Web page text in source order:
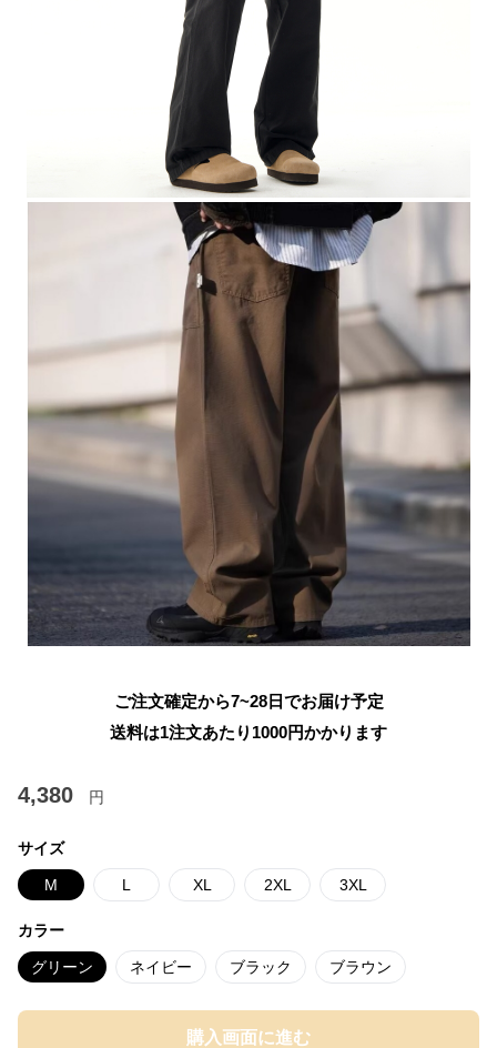
ご注文確定から7~28日でお届け予定
送料は1注文あたり 1000円かかります
4,380 円
サイズ
M L XL 2XL 3XL
カラー
グリーン ネイビー ブラック ブラウン
購入画面に進む